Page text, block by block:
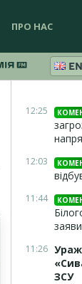
ПРО НАС
12:25
12:03
11:44
11:26
ЗСУ